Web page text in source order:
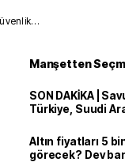
Manşetten
SON DAKİKA |
Türkiye, Suudi
Altın fiyatları 5
görecek? Dev